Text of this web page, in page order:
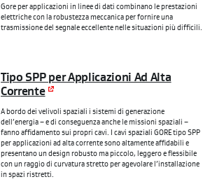
Gore per applicazioni in linee di dati combinano le prestazioni
elettriche con la robustezza meccanica per fornire una
trasmissione del segnale eccellente nelle situazioni più difficili.
Tipo SPP per Applicazioni Ad Alta
Corrente
A bordo dei velivoli spaziali i sistemi di generazione
dell’energia – e di conseguenza anche le missioni spaziali –
fanno affidamento sui propri cavi. I cavi spaziali GORE tipo SPP
per applicazioni ad alta corrente sono altamente affidabili e
presentano un design robusto ma piccolo, leggero e flessibile
con un raggio di curvatura stretto per agevolare l’installazione
in spazi ristretti.